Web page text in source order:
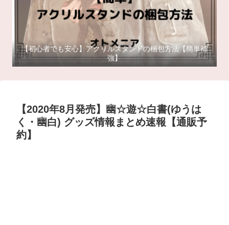
【初心者でも安心】アクリルスタンドの梱包方法【簡単補
強】
【2020年8月発売】幽☆遊☆白書(ゆうは
く・幽白) グッズ情報まとめ速報【通販予
約】